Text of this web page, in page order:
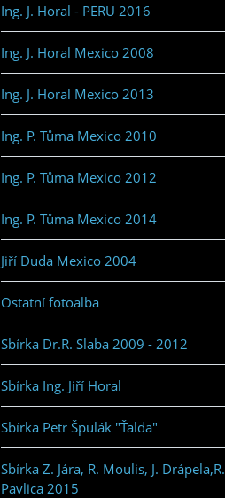
Ing. J. Horal - PERU 2016
Ing. J. Horal Mexico 2008
Ing. J. Horal Mexico 2013
Ing. P. Tůma Mexico 2010
Ing. P. Tůma Mexico 2012
Ing. P. Tůma Mexico 2014
Jiří Duda Mexico 2004
Ostatní fotoalba
Sbírka Dr.R. Slaba 2009 - 2012
Sbírka Ing. Jiří Horal
Sbírka Petr Špulák "Ťalda"
Sbírka Z. Jára, R. Moulis, J. Drápela,R.
Pavlica 2015